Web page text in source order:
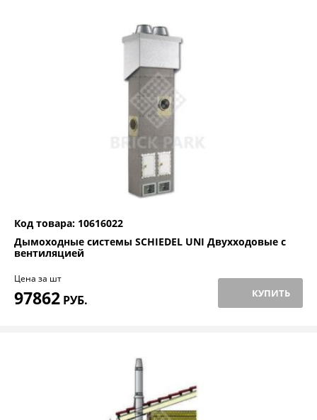
Код товара: 10616022
Дымоходные системы SCHIEDEL UNI Двухходовые с
вентиляцией
Цена за шт
97862 РУБ. КУПИТЬ